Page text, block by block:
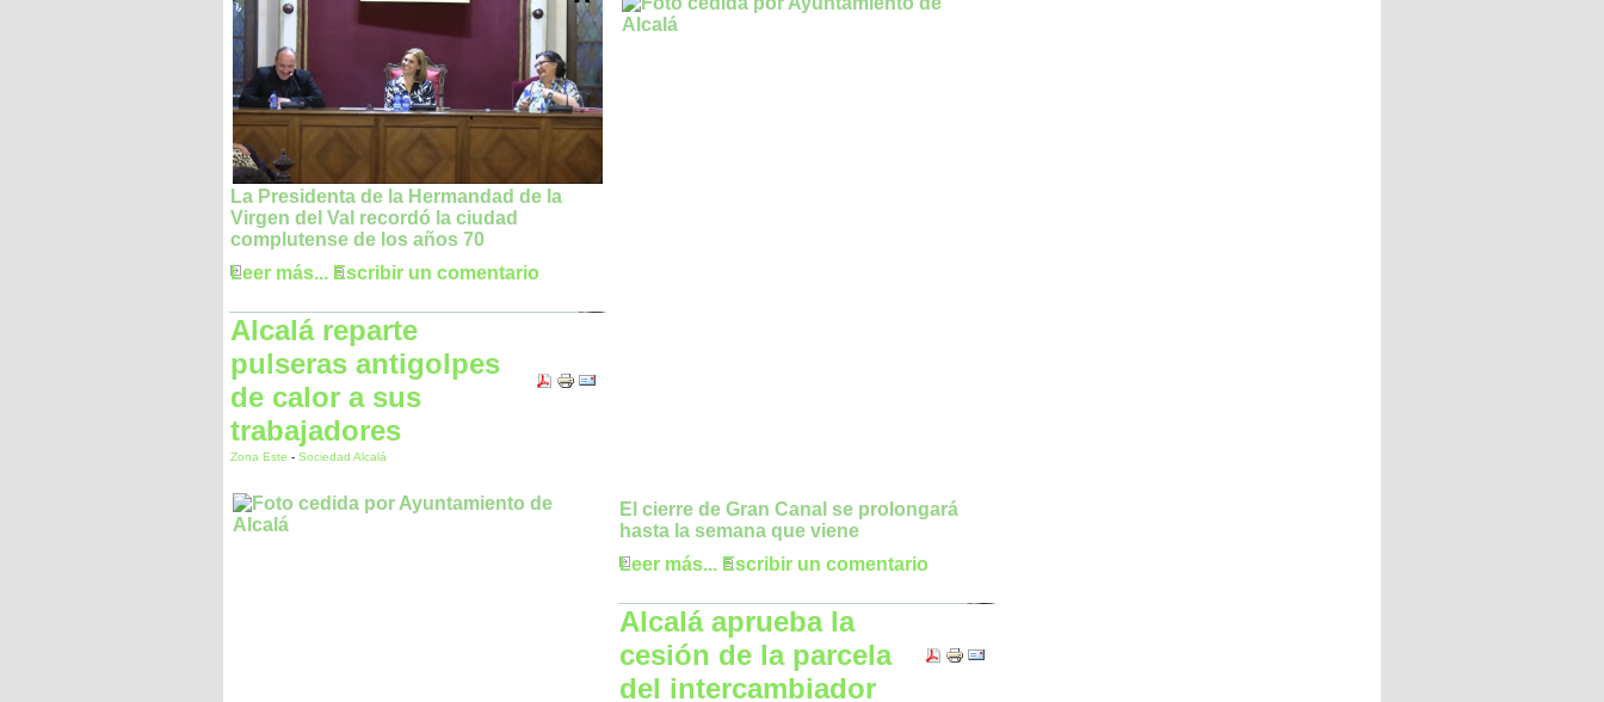
La Presidenta de la Hermandad de la
Virgen del Val recordó la ciudad
complutense de los años 70
Leer más... Escribir un comentario
Alcalá reparte
pulseras antigolpes
de calor a sus
trabajadores
Zona Este - Sociedad Alcalá
El cierre de Gran Canal se prolongará
hasta la semana que viene
Leer más... Escribir un comentario
Alcalá aprueba la
cesión de la parcela
del intercambiador